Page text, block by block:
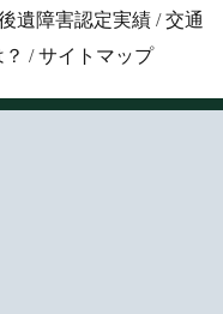
遺障害認定実績 /交通
/サイトマップ